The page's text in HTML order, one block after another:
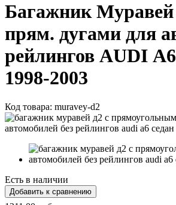
Багажник
прям. дугами для
рейлингов AUDI
1998-2003
Код товара: muravey-d2
Есть в наличии